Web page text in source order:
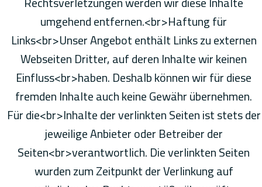
umgehend entfernen.<br>Haftung für
Links<br>Unser Angebot enthält Links zu externen
Webseiten Dritter, auf deren Inhalte wir keinen
Einfluss<br>haben. Deshalb können wir für diese
fremden Inhalte auch keine Gewähr übernehmen.
Für die<br>Inhalte der verlinkten Seiten ist stets der
jeweilige Anbieter oder Betreiber der
Seiten<br>verantwortlich. Die verlinkten Seiten
wurden zum Zeitpunkt der Verlinkung auf